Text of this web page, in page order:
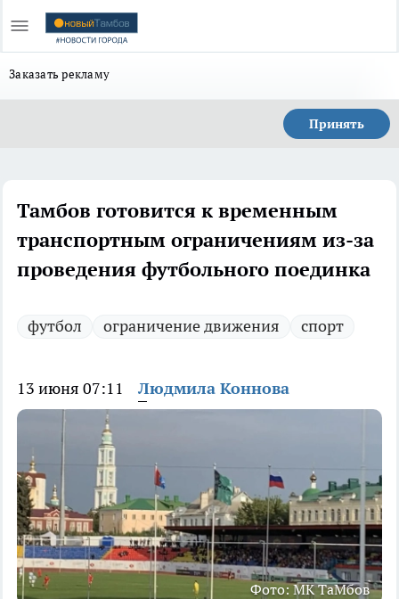
Заказать рекламу
Принять
Тамбов готовится к временным
транспортным ограничениям из-за
проведения футбольного поединка
футбол ограничение движения спорт
13 июня 07:11 Людмила Коннова
Фото: МК ТаМбов